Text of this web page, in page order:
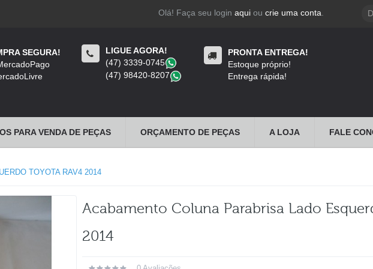
Olá! Faça seu login aquiou crie uma conta
SEGURA!
LIGUE AGORA!
(47) 3339-0745
(47) 98420-8207
PRONTA ENTREGA!
Estoque próprio!
Entrega rápida!
PARA VENDA DE PEÇAS ORÇAMENTO DE PEÇAS A LOJA FALE
TOYOTA RAV4 2014
Acabamento Coluna Parabrisa Lado
2014